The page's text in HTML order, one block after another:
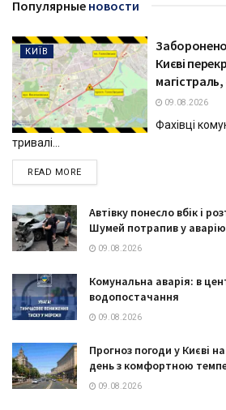
Популярные новости
КИЇВ
Заборонено
Києві
09.08.2026
Фахівці
тривалі...
READ MOREDETAILS
Автівку понесло вбік і
Шумей потрапив у
09.08.2026
Комунальна аварія: в
водопостачання
09.08.2026
Прогноз погоди у Києві
день з комфортною
09.08.2026